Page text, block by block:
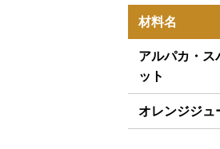
材料名
アルパカ・ス
ット
オレンジジュ